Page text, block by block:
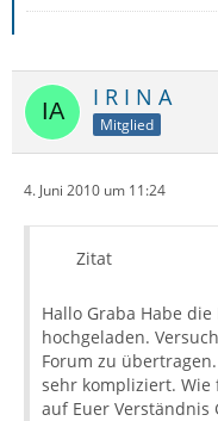
I R I N A
Mitglied
4. Juni 2010 um 11:24
Zitat
Hallo Graba Habe
hochgeladen.
Forum zu
sehr kompliziert.
auf Euer Verständnis